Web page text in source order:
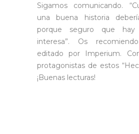
Sigamos comunicando.
una buena historia
porque seguro que
interesa”. Os
editado por Imperium.
protagonistas de estos
¡Buenas lecturas!